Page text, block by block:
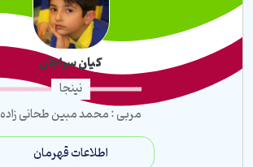
کیان سراجان
نینجا
مربی : محمد مبین طحانی زاده
اطلاعات قهرمان